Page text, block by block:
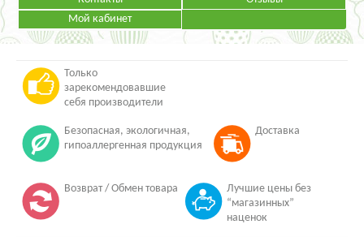
Режим работы:
Пн-Пт: с 09.00 до 19.00
НАПИСАТЬ ПИСЬМО
Мой кабинет
Только
зарекомендовавшие
себя производители
Безопасная, экологичная,
гипоаллергенная продукция
Доставка
Возврат / Обмен товара
Лучшие цены без
“магазинных”
наценок